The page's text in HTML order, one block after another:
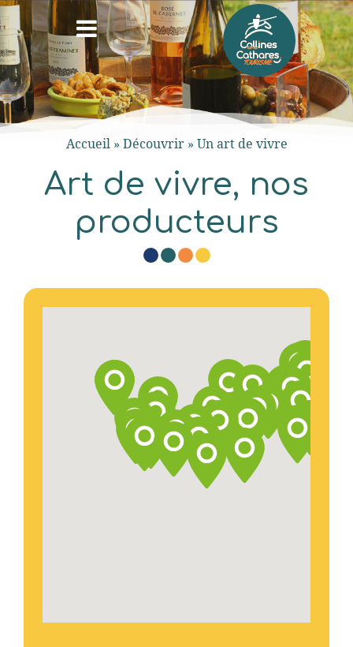
Accueil» Découvrir» Un art de vivre
Art de vivre, nos
producteurs